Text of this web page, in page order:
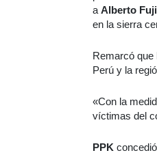
a Alberto
en la sierra
Remarcó que
Perú y la
«Con la
víctimas del
PPK